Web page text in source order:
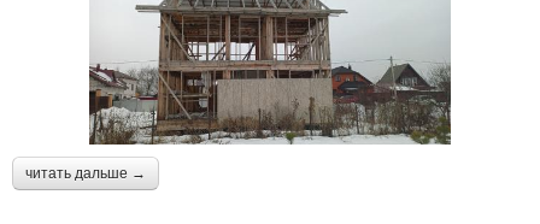
читать дальше →